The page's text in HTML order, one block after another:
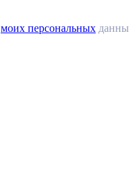
моих персональных